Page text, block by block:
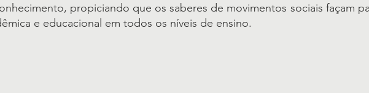
propiciando que os saberes de movimentos sociais façam
e educacional em todos os níveis de ensino.